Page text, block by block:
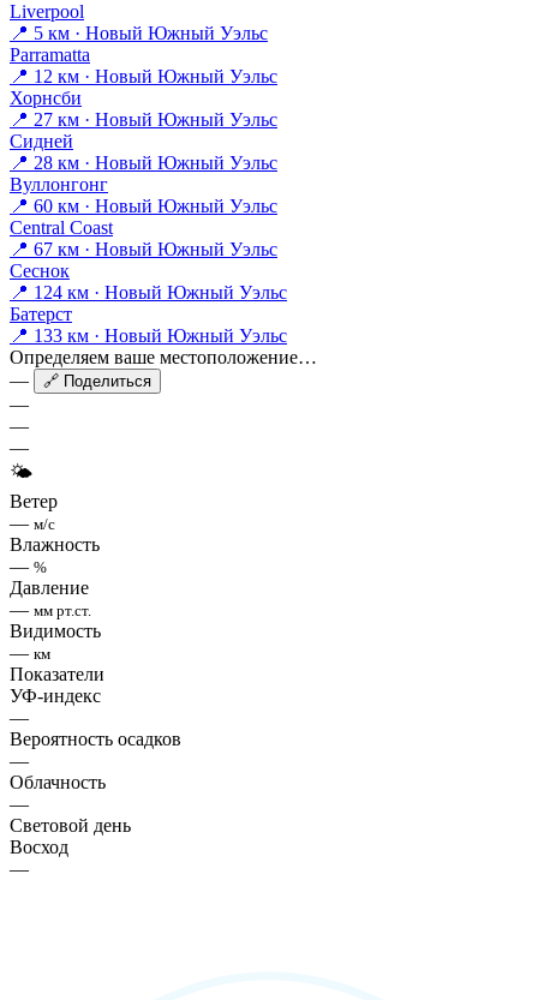
Liverpool
📍 5 км · Новый Южный Уэльс
Parramatta
📍 12 км · Новый Южный Уэльс
Хорнсби
📍 27 км · Новый Южный Уэльс
Сидней
📍 28 км · Новый Южный Уэльс
Вуллонгонг
📍 60 км · Новый Южный Уэльс
Central Coast
📍 67 км · Новый Южный Уэльс
Сеснок
📍 124 км · Новый Южный Уэльс
Батерст
📍 133 км · Новый Южный Уэльс
Определяем ваше местоположение…
—
🔗 Поделиться
—
—
—
🌤
Ветер
— м/с
Влажность
— %
Давление
— мм рт.ст.
Видимость
— км
Показатели
УФ-индекс
—
Вероятность осадков
—
Облачность
—
Световой день
Восход
—